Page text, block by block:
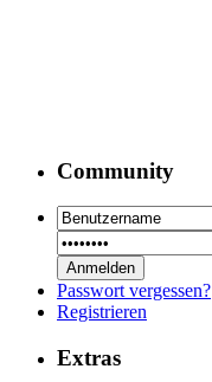
Community
Passwort vergessen?
Registrieren
Extras